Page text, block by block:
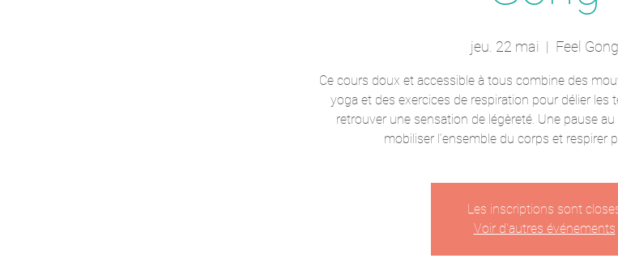
jeu. 22 mai
  |
Feel Gong
Ce cours doux et accessible à tous combine des
yoga et des exercices de respiration pour délier les
retrouver une sensation de légèreté. Une pause
mobiliser l’ensemble du corps et respirer
Les inscriptions sont
Voir d'autres événements